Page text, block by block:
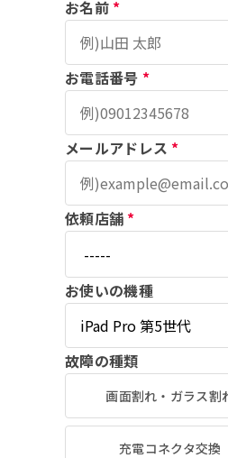
お名前 *
お電話番号 *
メールアドレス *
依頼店舗 *
お使いの機種
故障の種類
画面割れ・ガラス割
充電コネクタ交換